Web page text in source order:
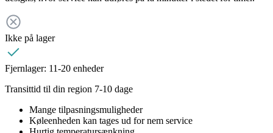
Ikke på lager
Fjernlager: 11-20 enheder
Transittid til din region 7-10 dage
Mange tilpasningsmuligheder
Køleenheden kan tages ud for nem service